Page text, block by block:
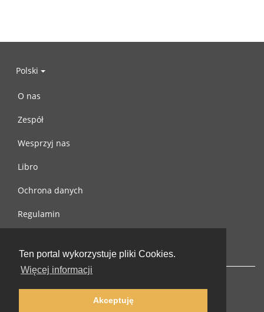
Ten portal wykorzystuje pliki Cookies.
Więcej informacji
Akceptuję
Polski
O nas
Zespół
Wesprzyj nas
Libro
Ochrona danych
Regulamin